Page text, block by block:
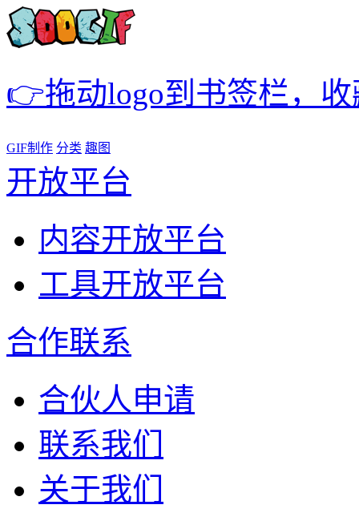
👉拖动logo到书签栏，
GIF制作 分类 趣图
开放平台
内容开放平台
工具开放平台
合作联系
合伙人申请
联系我们
关于我们